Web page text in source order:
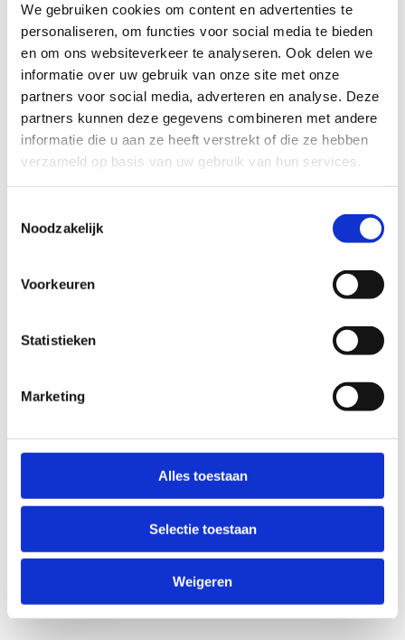
We gebruiken cookies om content en advertenties te
personaliseren, om functies voor social media te bieden
en om ons websiteverkeer te analyseren. Ook delen we
informatie over uw gebruik van onze site met onze
partners voor social media, adverteren en analyse. Deze
partners kunnen deze gegevens combineren met andere
informatie die u aan ze heeft verstrekt of die ze hebben
verzameld op basis van uw gebruik van hun services.
Noodzakelijk
Voorkeuren
Statistieken
Marketing
Alles toestaan
Selectie toestaan
Weigeren
Geef aan tot welk domein jouw vraag behoort
KIES EEN DOMEIN
Jouw vraag
Anti-Robot Verification
Click to start verification
Verzend